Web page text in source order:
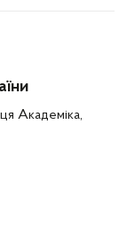
Академіка,